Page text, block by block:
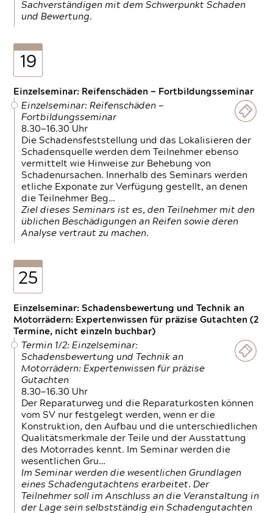
Sachverständigen mit dem Schwerpunkt Schaden
und Bewertung.
19
Einzelseminar: Reifenschäden — Fortbildungsseminar
Einzelseminar: Reifenschäden —
Fortbildungsseminar
8.30—16.30 Uhr
Die Schadensfeststellung und das Lokalisieren der
Schadensquelle werden dem Teilnehmer ebenso
vermittelt wie Hinweise zur Behebung von
Schadenursachen. Innerhalb des Seminars werden
etliche Exponate zur Verfügung gestellt, an denen
die Teilnehmer Beg…
Ziel dieses Seminars ist es, den Teilnehmer mit den
üblichen Beschädigungen an Reifen sowie deren
Analyse vertraut zu machen.
25
Einzelseminar: Schadensbewertung und Technik an
Motorrädern: Expertenwissen für präzise Gutachten (2
Termine, nicht einzeln buchbar)
Termin 1/2: Einzelseminar:
Schadensbewertung und Technik an
Motorrädern: Expertenwissen für präzise
Gutachten
8.30—16.30 Uhr
Der Reparaturweg und die Reparaturkosten können
vom SV nur festgelegt werden, wenn er die
Konstruktion, den Aufbau und die unterschiedlichen
Qualitätsmerkmale der Teile und der Ausstattung
des Motorrades kennt. Im Seminar werden die
wesentlichen Gru…
Im Seminar werden die wesentlichen Grundlagen
eines Schadengutachtens erarbeitet. Der
Teilnehmer soll im Anschluss an die Veranstaltung in
der Lage sein selbstständig ein Schadengutachten